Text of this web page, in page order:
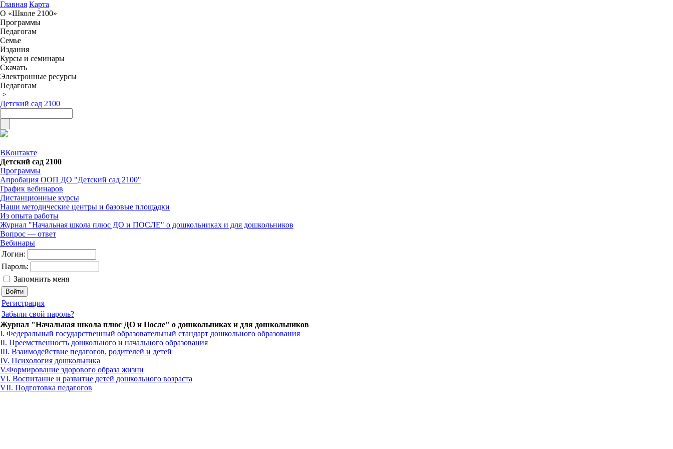
Главная Карта
О «Школе 2100»
Программы
Педагогам
Семье
Издания
Курсы и семинары
Скачать
Электронные ресурсы
Педагогам
>
Детский сад 2100
ВКонтакте
Детский сад 2100
Программы
Апробация ООП ДО "Детский сад 2100"
График вебинаров
Дистанционные курсы
Наши методические центры и базовые площадки
Из опыта работы
Журнал "Начальная школа плюс ДО и ПОСЛЕ" о дошкольниках и для дошкольников
Вопрос — ответ
Вебинары
Логин:
Пароль:
Запомнить меня
Регистрация
Забыли свой пароль?
Журнал "Начальная школа плюс ДО и После" о дошкольниках и для дошкольников
I. Федеральный государственный образовательный стандарт дошкольного образования
II. Преемственность дошкольного и начального образования
III. Взаимодействие педагогов, родителей и детей
IV. Психология дошкольника
V.Формирование здорового образа жизни
VI. Воспитание и развитие детей дошкольного возраста
VII. Подготовка педагогов